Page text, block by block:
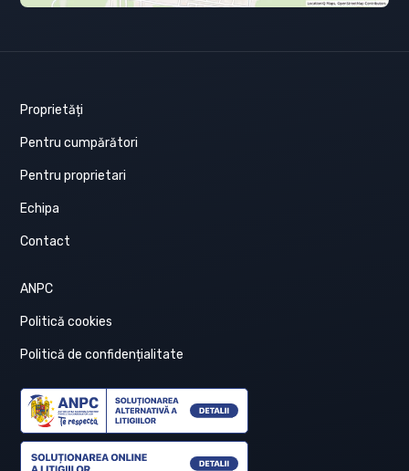
Proprietăți
Pentru cumpărători
Pentru proprietari
Echipa
Contact
ANPC
Politică cookies
Politică de confidențialitate